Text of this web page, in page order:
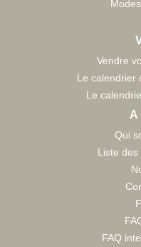
Vendre
Le calendrier
Le
A
Qui
Liste
FAQ